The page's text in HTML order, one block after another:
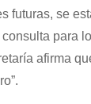
futuras, se
para
afirma